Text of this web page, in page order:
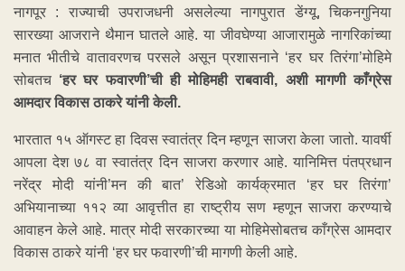
नागपूर : राज्याची उपराजधनी असलेल्या नागपुरात डेंग्यू, चिकनगुनिया
सारख्या आजराने थैमान घातले आहे. या जीवघेण्या आजारामुळे नागरिकांच्या
मनात भीतीचे वातावरणच परसले असून प्रशासनाने ‘हर घर तिरंगा’मोहिमे
सोबतच ‘हर घर फवारणी’ची ही मोहिमही राबवावी, अशी मागणी काँग्रेस
आमदार विकास ठाकरे यांनी केली.
भारतात १५ ऑगस्ट हा दिवस स्वातंत्र दिन म्हणून साजरा केला जातो. यावर्षी
आपला देश ७८ वा स्वातंत्र दिन साजरा करणार आहे. यानिमित्त पंतप्रधान
नरेंद्र मोदी यांनी’मन की बात’ रेडिओ कार्यक्रमात ‘हर घर तिरंगा’
अभियानाच्या ११२ व्या आवृत्तीत हा राष्ट्रीय सण म्हणून साजरा करण्याचे
आवाहन केले आहे. मात्र मोदी सरकारच्या या मोहिमेसोबतच काँग्रेस आमदार
विकास ठाकरे यांनी ‘हर घर फवारणी’ची मागणी केली आहे.